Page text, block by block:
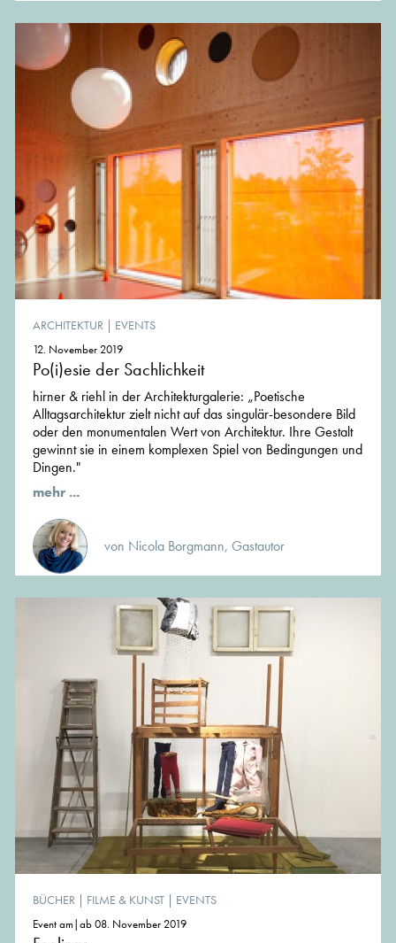
ARCHITEKTUR | EVENTS
12. November 2019
Po(i)esie der Sachlichkeit
hirner & riehl in der Architekturgalerie: „Poetische
Alltagsarchitektur zielt nicht auf das singulär-besondere Bild
oder den monumentalen Wert von Architektur. Ihre Gestalt
gewinnt sie in einem komplexen Spiel von Bedingungen und
Dingen."
mehr ...
von Nicola Borgmann, Gastautor
BÜCHER | FILME & KUNST | EVENTS
Event am|ab 08. November 2019